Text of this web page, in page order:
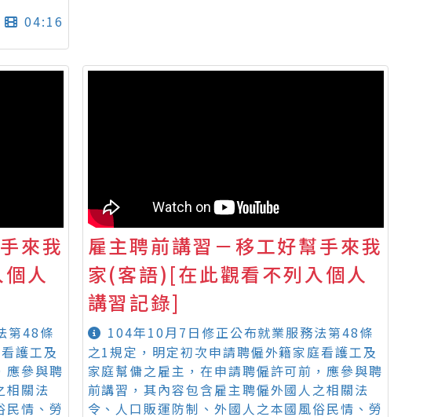
04:16
來我
人
第48條
護工及
應參與聘
相關法
民情、勞
雇主聘前講習－移工好幫手來我
家(客語)[在此觀看不列入個人
講習記錄]
104年10月7日修正公布就業服務法第48條
之1規定，明定初次申請聘僱外籍家庭看護工及
家庭幫傭之雇主，在申請聘僱許可前，應參與聘
前講習，其內容包含雇主聘僱外國人之相關法
令、人口販運防制、外國人之本國風俗民情、勞